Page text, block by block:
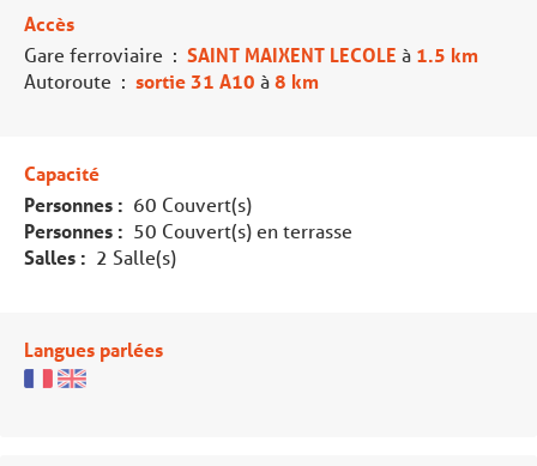
Accès
Gare ferroviaire : SAINT MAIXENT LECOLE à 1.5 km
Autoroute : sortie 31 A10 à8 km
Capacité
Personnes : 60 Couvert(s)
Personnes : 50 Couvert(s) en terrasse
Salles : 2 Salle(s)
Langues parlées